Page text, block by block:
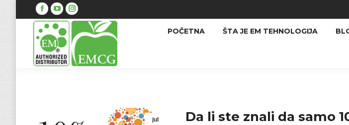
Facebook
YouTubeInstagram
POČETNA ŠTA JE EM TEHNOLOGIJA
jul
Da li ste znali da samo